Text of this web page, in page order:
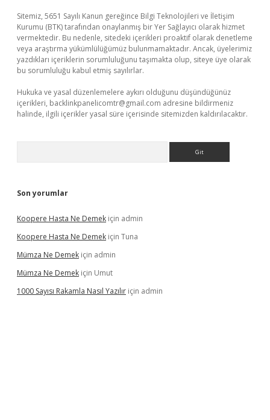
Sitemiz, 5651 Sayılı Kanun gereğince Bilgi Teknolojileri ve İletişim
Kurumu (BTK) tarafından onaylanmış bir Yer Sağlayıcı olarak hizmet
vermektedir. Bu nedenle, sitedeki içerikleri proaktif olarak denetleme
veya araştırma yükümlülüğümüz bulunmamaktadır. Ancak, üyelerimiz
yazdıkları içeriklerin sorumluluğunu taşımakta olup, siteye üye olarak
bu sorumluluğu kabul etmiş sayılırlar.
Hukuka ve yasal düzenlemelere aykırı olduğunu düşündüğünüz
içerikleri, backlinkpanelicomtr@gmail.com adresine bildirmeniz
halinde, ilgili içerikler yasal süre içerisinde sitemizden kaldırılacaktır.
Son yorumlar
Koopere Hasta Ne Demek için admin
Koopere Hasta Ne Demek için Tuna
Mümza Ne Demek için admin
Mümza Ne Demek için Umut
1000 Sayısı Rakamla Nasıl Yazılır için admin